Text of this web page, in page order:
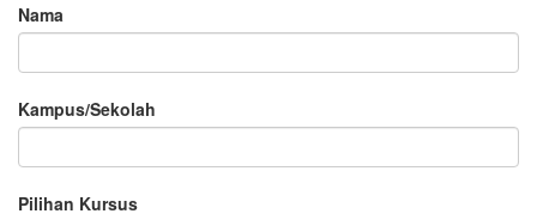
Nama
Kampus/Sekolah
Pilihan Kursus